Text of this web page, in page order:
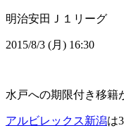
明治安田Ｊ１リーグ
2015/8/3 (月) 16:30
水戸への期限付き移籍
アルビレックス新潟は